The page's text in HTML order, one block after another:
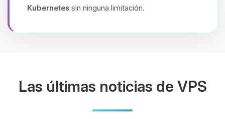
Kubernetes sin ninguna limitación.
Las últimas noticias de VPS